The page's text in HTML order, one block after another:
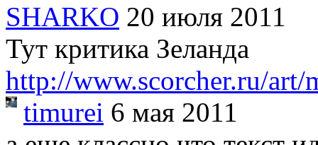
SHARKO 20 июля 2011
Тут критика Зеланда
http://www.scorcher.ru/art/
timurei 6 мая 2011